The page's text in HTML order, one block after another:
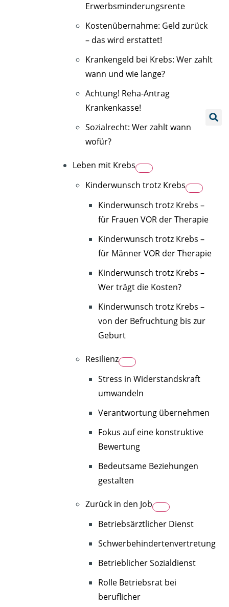
Erwerbsminderungsrente
Kostenübernahme: Geld zurück
– das wird erstattet!
Krankengeld bei Krebs: Wer zahlt
wann und wie lange?
Achtung! Reha-Antrag
Krankenkasse!
Sozialrecht: Wer zahlt wann
wofür?
Leben mit Krebs
Kinderwunsch trotz Krebs
Kinderwunsch trotz Krebs –
für Frauen VOR der Therapie
Kinderwunsch trotz Krebs –
für Männer VOR der Therapie
Kinderwunsch trotz Krebs –
Wer trägt die Kosten?
Kinderwunsch trotz Krebs –
von der Befruchtung bis zur
Geburt
Resilienz
Stress in Widerstandskraft
umwandeln
Verantwortung übernehmen
Fokus auf eine konstruktive
Bewertung
Bedeutsame Beziehungen
gestalten
Zurück in den Job
Betriebsärztlicher Dienst
Schwerbehindertenvertretung
Betrieblicher Sozialdienst
Rolle Betriebsrat bei
beruflicher